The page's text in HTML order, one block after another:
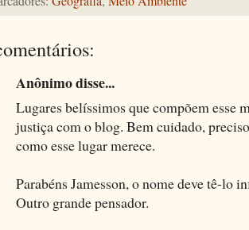
Anônimo disse...
Lugares belíssimos que compõem esse
justiça com o blog. Bem cuidado,
como esse lugar merece.
Parabéns Jamesson, o nome deve tê-lo
Outro grande pensador.